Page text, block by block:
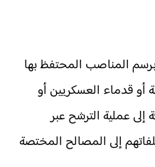
المناصب المحتفظ بها
أو قدماء العسكريين أو
عملية الترشح عبر
إلى المصالح المختصة